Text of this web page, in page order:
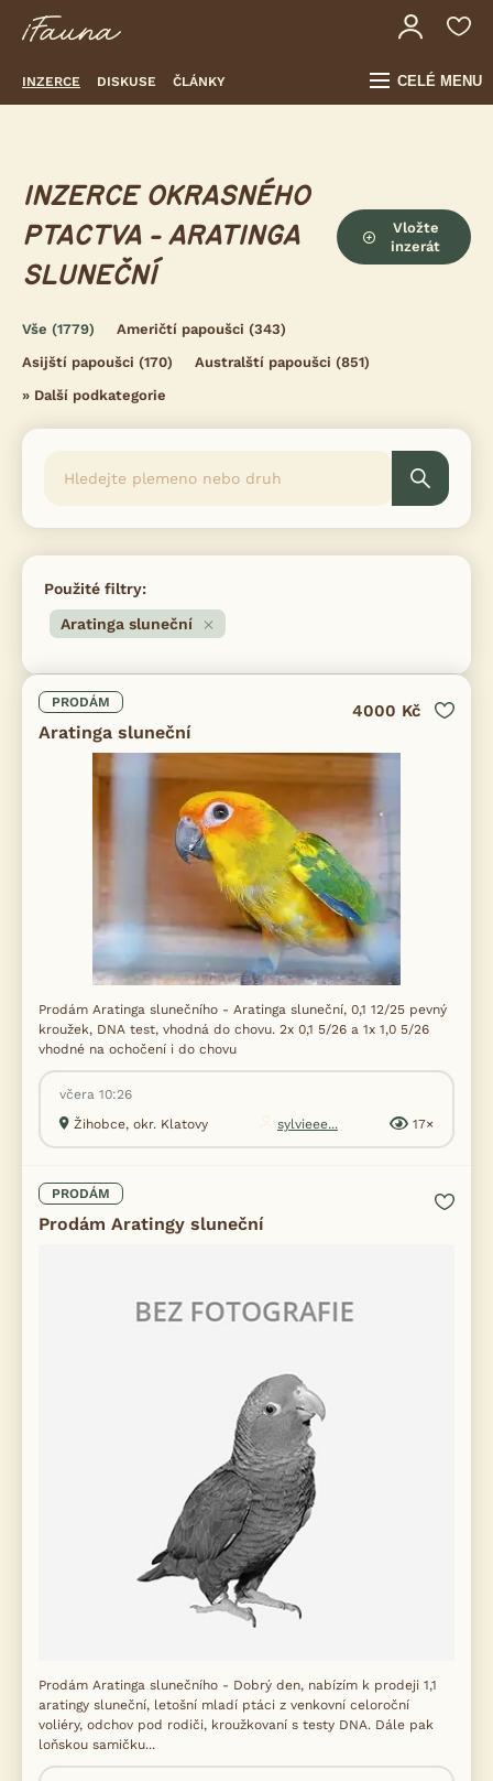
INZERCE DISKUSE ČLÁNKY CELÉ MENU
INZERCE OKRASNÉHO
PTACTVA - ARATINGA
SLUNEČNÍ
Vložte
inzerát
Vše (1779) Američtí papoušci (343)
Asijští papoušci (170) Australští papoušci (851)
» Další podkategorie
Použité filtry:
Aratinga sluneční
PRODÁM
Aratinga sluneční
4000 Kč
Prodám Aratinga slunečního - Aratinga sluneční, 0,1 12/25 pevný
kroužek, DNA test, vhodná do chovu. 2x 0,1 5/26 a 1x 1,0 5/26
vhodné na ochočení i do chovu
včera 10:26
Žihobce, okr. Klatovy
sylvieee... 17×
PRODÁM
Prodám Aratingy sluneční
Prodám Aratinga slunečního - Dobrý den, nabízím k prodeji 1,1
aratingy sluneční, letošní mladí ptáci z venkovní celoroční
voliéry, odchov pod rodiči, kroužkovaní s testy DNA. Dále pak
loňskou samičku...